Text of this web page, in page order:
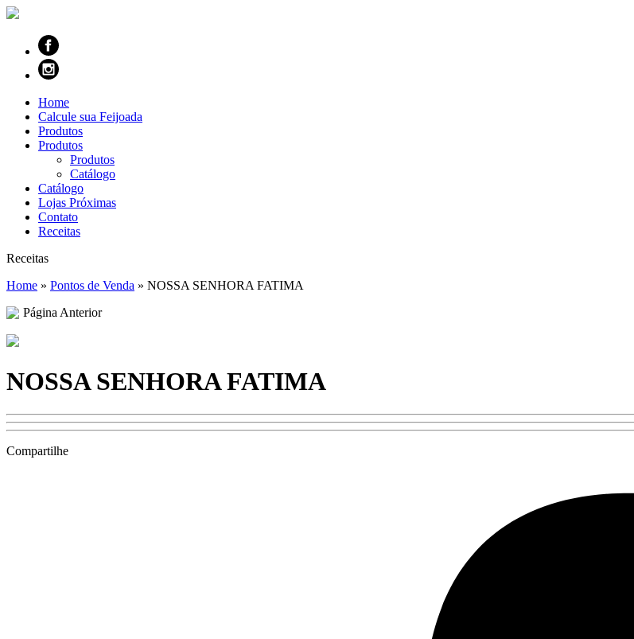
Home
Calcule sua Feijoada
Produtos
Produtos
Produtos
Catálogo
Catálogo
Lojas Próximas
Contato
Receitas
Receitas
Home » Pontos de Venda » NOSSA SENHORA FATIMA
Página Anterior
NOSSA SENHORA FATIMA
Compartilhe